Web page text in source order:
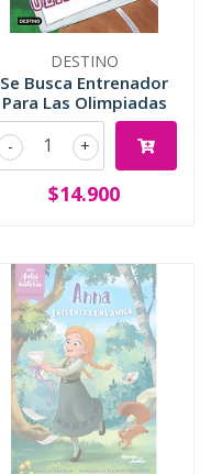
DESTINO
Se Busca Entrenador
Para Las Olimpiadas
+
-
$14.900